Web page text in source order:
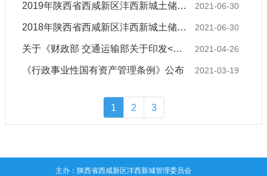
2021-06-30
2019年陕西省西咸新区沣西新城土储专项债券--2020年6月末西张一村改造项目进展情况
2021-06-30
2018年陕西省西咸新区沣西新城土储专项债券--2020年末宋东村、宋西村改造项目进展情况
2021-04-26
关于《财政部 交通运输部关于印发<车辆购置税收入补助地方 资金管理暂行办法>的通知》的解读
2021-03-19
《行政事业性国有资产管理条例》公布
1 2 3
主办：陕西省西咸新区沣西新城管理委员会